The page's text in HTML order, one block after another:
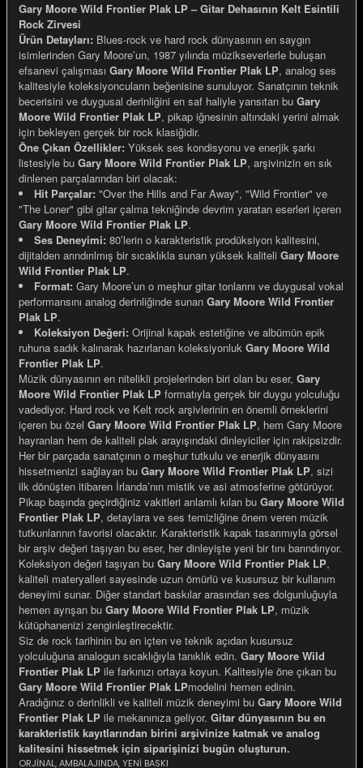
Gemiler
Gary Moore Wild Frontier Plak LP – Gitar Dehasının Kelt Esintili
Rock Zirvesi
Ürün Detayları: Blues-rock ve hard rock dünyasının en saygın
isimlerinden Gary Moore’un, 1987 yılında müzikseverlerle buluşan
efsanevi çalışması Gary Moore Wild Frontier Plak LP, analog ses
kalitesiyle koleksiyoncuların beğenisine sunuluyor. Sanatçının teknik
becerisini ve duygusal derinliğini en saf haliyle yansıtan bu Gary
Moore Wild Frontier Plak LP, pikap iğnesinin altındaki yerini almak
için bekleyen gerçek bir rock klasiğidir.
Öne Çıkan Özellikler: Yüksek ses kondisyonu ve enerjik şarkı
listesiyle bu Gary Moore Wild Frontier Plak LP, arşivinizin en sık
dinlenen parçalarından biri olacak:
Hit Parçalar: "Over the Hills and Far Away", "Wild Frontier" ve
"The Loner" gibi gitar çalma tekniğinde devrim yaratan eserleri içeren
Gary Moore Wild Frontier Plak LP.
Ses Deneyimi: 80’lerin o karakteristik prodüksiyon kalitesini,
dijitalden arındırılmış bir sıcaklıkla sunan yüksek kaliteli Gary Moore
Wild Frontier Plak LP.
Format: Gary Moore’un o meşhur gitar tonlarını ve duygusal vokal
performansını analog derinliğinde sunan Gary Moore Wild Frontier
Plak LP.
Koleksiyon Değeri: Orijinal kapak estetiğine ve albümün epik
ruhuna sadık kalınarak hazırlanan koleksiyonluk Gary Moore Wild
Frontier Plak LP.
Müzik dünyasının en nitelikli projelerinden biri olan bu eser, Gary
Moore Wild Frontier Plak LP formatıyla gerçek bir duygu yolculuğu
vadediyor. Hard rock ve Kelt rock arşivlerinin en önemli örneklerini
içeren bu özel Gary Moore Wild Frontier Plak LP, hem Gary Moore
hayranları hem de kaliteli plak arayışındaki dinleyiciler için rakipsizdir.
Her bir parçada sanatçının o meşhur tutkulu ve enerjik dünyasını
hissetmenizi sağlayan bu Gary Moore Wild Frontier Plak LP, sizi
ilk dönüşten itibaren İrlanda’nın mistik ve asi atmosferine götürüyor.
Pikap başında geçirdiğiniz vakitleri anlamlı kılan bu Gary Moore Wild
Frontier Plak LP, detaylara ve ses temizliğine önem veren müzik
tutkunlarının favorisi olacaktır. Karakteristik kapak tasarımıyla görsel
bir arşiv değeri taşıyan bu eser, her dinleyişte yeni bir tını barındırıyor.
Koleksiyon değeri taşıyan bu Gary Moore Wild Frontier Plak LP,
kaliteli materyalleri sayesinde uzun ömürlü ve kusursuz bir kullanım
deneyimi sunar. Diğer standart baskılar arasından ses dolgunluğuyla
hemen ayrışan bu Gary Moore Wild Frontier Plak LP, müzik
kütüphanenizi zenginleştirecektir.
Siz de rock tarihinin bu en içten ve teknik açıdan kusursuz
yolculuğuna analogun sıcaklığıyla tanıklık edin. Gary Moore Wild
Frontier Plak LP ile farkınızı ortaya koyun. Kalitesiyle öne çıkan bu
Gary Moore Wild Frontier Plak LPmodelini hemen edinin.
Aradığınız o derinlikli ve kaliteli müzik deneyimi bu Gary Moore Wild
Frontier Plak LP ile mekanınıza geliyor. Gitar dünyasının bu en
karakteristik kayıtlarından birini arşivinize katmak ve analog
kalitesini hissetmek için siparişinizi bugün oluşturun.
ORJİNAL, AMBALAJINDA, YENİ BASKI